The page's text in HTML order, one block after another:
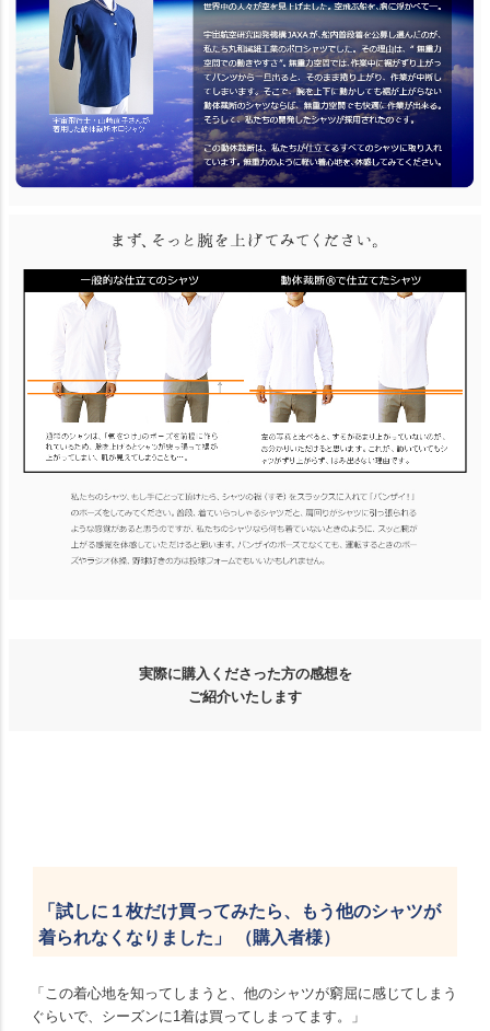
実際に購入くださった方の感想を
ご紹介いたします
「試しに１枚だけ買ってみたら、もう他のシャツが
着られなくなりました」 （購入者様）
「この着心地を知ってしまうと、他のシャツが窮屈に感じてしまう
ぐらいで、シーズンに1着は買ってしまってます。」